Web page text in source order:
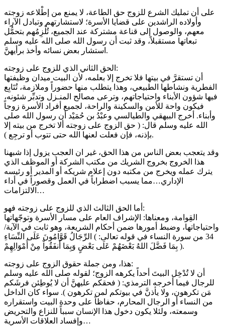
على أن تمليك الشرع للزوج حق الطاعة، لا يمنع من إطْلاعه زوجته
وأولاده الراشدين على قضايا الأسرة؛ لاستشارتهم وتبادل الآراء
معهم، والوصول إلى قناعة مشتركة عند الجميع، تُلْزِمُهم بتحمُّل
تبعاتها مستقبلاً، وقد ثبت أن رسول الله صلى الله عليه وسلم
استشار بعض نسائه وأخذ برأيهنَّ.
الحق الثاني الذي للزوج على زوجته:
أن تستقرَّ في بيتها فلا تخرج إلا بعلمه، لأن البيت ميدان وظيفتها
الفطرية ونشاطها الطبيعي، وهذا يتطلب منها حضوراً وملازمة، تُتَابِع
فيها شؤون الأبناء واحتياجاتهم، وترعى مصالح المنـزل وتدبِّر شئونه،
فيكون واحة للأمن والسكينة والراحة، لجميع أفراد الأسرة زوجاً
وأبناء. أخرج البيهقي والطيالسي وعبْدُ بن حُمَيْد أن رسول الله صلى
الله عليه وسلم قال: ( حق الزوج على زوجته ألا تخرج من بيته إلا
بإذنه، فإن فعلت لعنها الله حتى تتوب أو ترجِع ).
وقد يتعجب بعض الناس من هذا الحق، غير ان العجب يزول إذا شبهنا
هذا الخروج بخروج الشريك من مكتب الشركة أو الموظف الذي
يترك عمله ويخرج من مكتبه دون إعلام شريكه أو المدير أو رئيسه
الإداري…مما يسبب اضطراباً في العمل وقصوراً في أداء
الالتزامات…
أما الحق الثالث الذي للزوج على زوجته فهو:
القِوامة، ومعناها: الإشراف العام على مسار الأسرة وتوجّهاتها
واحتياجاتها، وضبط أمورها ضمن أحكام الشريعة، وهو ثابت في الآية/
34 من سورة النساء في قوله تعالى: ) الرِّجَالُ قَوَّامُونَ عَلَى النِّسَاءِ
بِمَا فَضَّلَ اللهُ بَعْضَهُمْ عَلَى بَعْضٍ وَبِمَا أَنفَقُواْ مِنْ أَمْوَالِهِمْ ).
هذا، ومن جملة حقوق الزوج على زوجته:
أن لا تُدْخِل البيتَ أحداً يكرهه الزوج؛ لقوله صلى الله عليه وسلم
للرجال فيما أخرجه الترمذي: ( فحقكم عليهنَّ أن لا يُوطِئن فرشَكم
مَن تكرهون، ولا يأذنَّ في بيوتكم لمن تكرهون ). سواء كان الداخل
من النساء أو الرجال المحارم، حفاظاً على وحدة البيت واستقراره
وسمعته، ولئلا يكون دخول هذا الإنسان سبباً للنزاع والتحريض
وإفساد العلاقات الأسرية…